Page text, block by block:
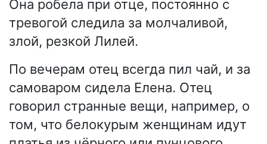
Она робела при отце, постоянно с
тревогой следила за молчаливой,
злой, резкой Лилей.
По вечерам отец всегда пил чай, и за
самоваром сидела Елена. Отец
говорил странные вещи, например, о
том, что белокурым женщинам идут